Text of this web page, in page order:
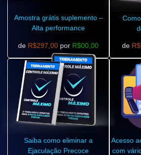
Amostra grátis suplemento –
Alta performance
de R$297,00 por R$00,00 de
Saiba como eliminar a
Ejaculação Precoce
Acesso
com